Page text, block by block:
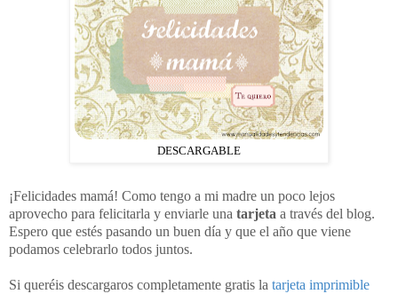
DESCARGABLE
¡Felicidades mamá! Como tengo a mi madre un poco lejos
aprovecho para felicitarla y enviarle una tarjeta a través del blog.
Espero que estés pasando un buen día y que el año que viene
podamos celebrarlo todos juntos.
Si queréis descargaros completamente gratis la tarjeta imprimible